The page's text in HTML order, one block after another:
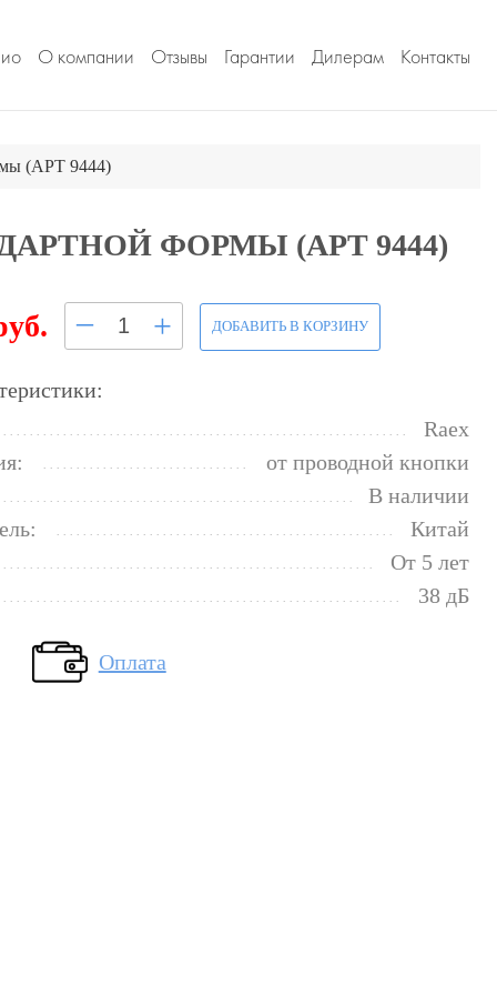
О компании Отзывы Гарантии Дилерам Контакты
(АРТ 9444)
ФОРМЫ (АРТ 9444)
– + ДОБАВИТЬ В КОРЗИНУ
Raex
от проводной кнопки
В наличии
Китай
От 5 лет
38 дБ
Оплата